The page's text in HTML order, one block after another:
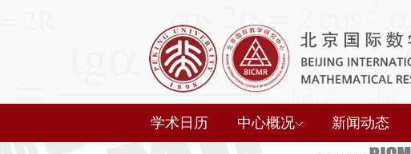
学术日历 中心概况 新闻动态